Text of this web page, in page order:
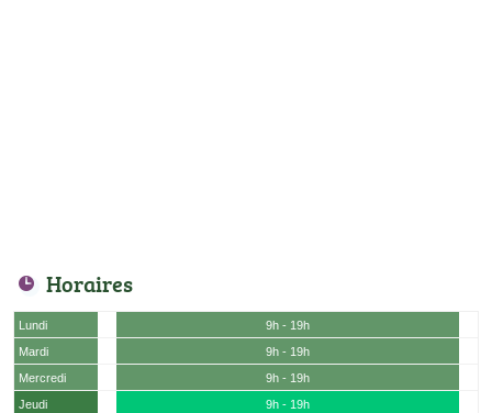
Horaires
Lundi
9h - 19h
Mardi
9h - 19h
Mercredi
9h - 19h
Jeudi
9h - 19h